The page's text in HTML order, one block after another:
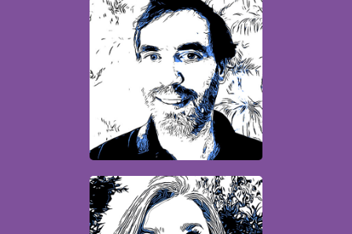
Bruno
Chef de pub
agence@quatrebis.fr